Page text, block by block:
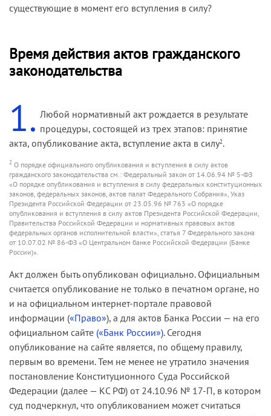
существующие в момент его вступления в силу?
Время действия актов гражданского
законодательства
1. Любой нормативный акт рождается в результате
процедуры, состоящей из трех этапов: принятие
акта, опубликование акта, вступление акта в силу2.
2 О порядке официального опубликования и вступления в силу актов
гражданского законодательства см.: Федеральный закон от 14.06.94 № 5-ФЗ
«О порядке опубликования и вступления в силу федеральных конституционных
законов, федеральных законов, актов палат Федерального Собрания», Указ
Президента Российской Федерации от 23.05.96 № 763 «О порядке
опубликования и вступления в силу актов Президента Российской Федерации,
Правительства Российской Федерации и нормативных правовых актов
федеральных органов исполнительной власти», статья 7 Федерального закона
от 10.07.02 № 86-ФЗ «О Центральном банке Российской Федерации (Банке
России)».
Акт должен быть опубликован официально. Официальным
считается опубликование не только в печатном органе, но
и на официальном интернет-портале правовой
информации («Право»), а для актов Банка России — на его
официальном сайте («Банк России»). Сегодня
опубликование на сайте является, по общему правилу,
первым во времени. Тем не менее не утратило значения
постановление Конституционного Суда Российской
Федерации (далее — КС РФ) от 24.10.96 № 17-П, в котором
суд подчеркнул, что опубликованием может считаться